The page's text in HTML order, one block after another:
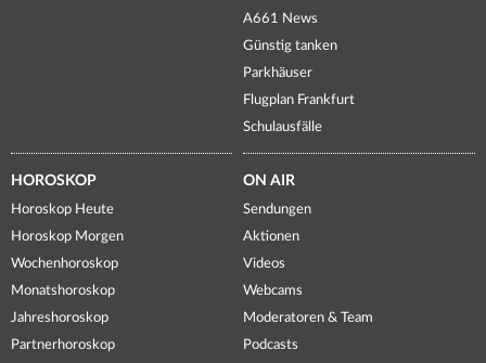
A661 News
Günstig tanken
Parkhäuser
Flugplan Frankfurt
Schulausfälle
HOROSKOP
Horoskop Heute
Horoskop Morgen
Wochenhoroskop
Monatshoroskop
Jahreshoroskop
Partnerhoroskop
ON AIR
Sendungen
Aktionen
Videos
Webcams
Moderatoren & Team
Podcasts